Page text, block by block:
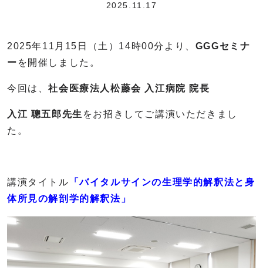
2025.11.17
2025年11月15日（土）14時00分より、 GGGセミナ
ー を開催しました。
今回は、社会医療法人松藤会 入江病院 院長
入江 聰五郎先生 をお招きしてご講演いただきまし
た。
講演タイトル 「バイタルサインの生理学的解釈法と 身
体所見の解剖学的解釈法 」